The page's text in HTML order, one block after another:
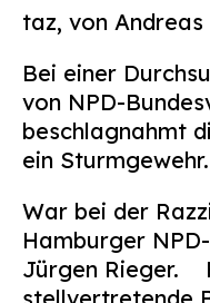
Über Uns
Infos &
Archiv
Kontakt
Suchen
nach:
taz, von Andreas
Bei einer
von NPD-
beschlagnahmt
ein Sturmgewehr.
War bei der
Hamburger
Jürgen Rieger.